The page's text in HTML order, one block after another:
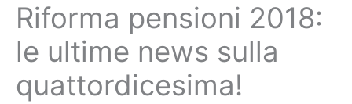
Riforma pensioni 2018:
le ultime news sulla
quattordicesima!